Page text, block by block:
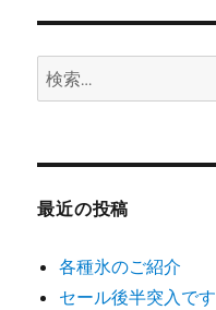
ン
検
索:
最近の投稿
各種氷のご紹介
セール後半突入です